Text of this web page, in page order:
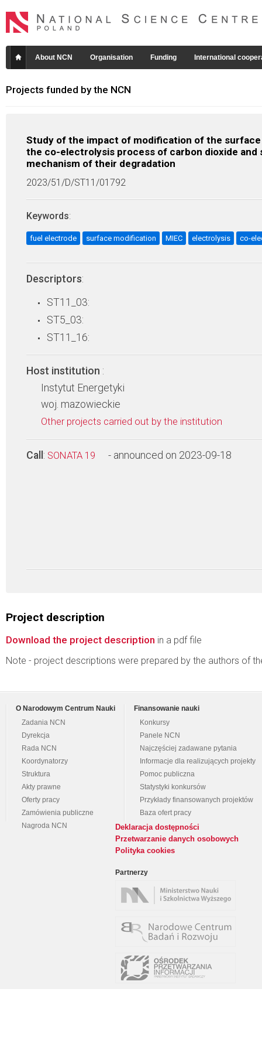
About NCN Organisation Funding International
Projects funded by the NCN
Study of the impact of modification of the
the co-electrolysis process of carbon dioxide
mechanism of their degradation
2023/51/D/ST11/01792
Keywords:
fuel electrode surface modification MIEC electrolysis co-
Descriptors:
ST11_03:
ST5_03:
ST11_16:
Host institution :
Instytut Energetyki
woj. mazowieckie
Other projects carried out by the institution
Call : SONATA 19 - announced on 2023-09-18
Project description
Download the project description in a pdf file
Note - project descriptions were prepared by the authors of
O Narodowym Centrum Nauki
Zadania NCN
Dyrekcja
Rada NCN
Koordynatorzy
Struktura
Akty prawne
Oferty pracy
Zamówienia publiczne
Nagroda NCN
Finansowanie nauki
Konkursy
Panele NCN
Najczęściej zadawane pytania
Informacje dla realizujących projekty
Pomoc publiczna
Statystyki konkursów
Przykłady finansowanych projektów
Baza ofert pracy
Deklaracja dostępności
Przetwarzanie danych osobowych
Polityka cookies
Partnerzy